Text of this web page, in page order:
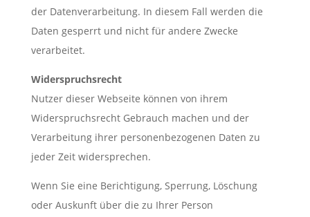
der Datenverarbeitung. In diesem Fall werden die
Daten gesperrt und nicht für andere Zwecke
verarbeitet.
Widerspruchsrecht
Nutzer dieser Webseite können von ihrem
Widerspruchsrecht Gebrauch machen und der
Verarbeitung ihrer personenbezogenen Daten zu
jeder Zeit widersprechen.
Wenn Sie eine Berichtigung, Sperrung, Löschung
oder Auskunft über die zu Ihrer Person